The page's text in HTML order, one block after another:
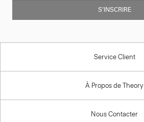
S’INSCRIRE
Service Client
À Propos de Theory
Nous Contacter